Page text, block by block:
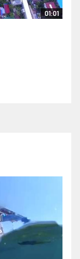
01:01